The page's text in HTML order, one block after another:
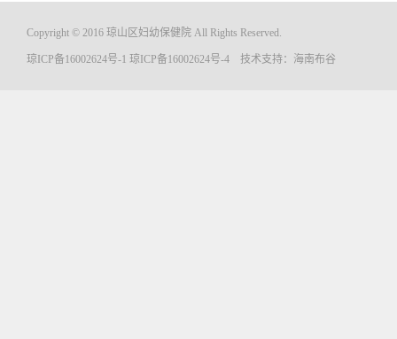
Copyright © 2016 琼山区妇幼保健院 All Rights Reserved.
琼ICP备16002624号-1 琼ICP备16002624号-4 技术支持： 海南布谷